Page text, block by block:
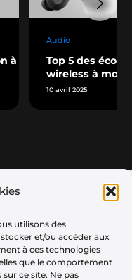
utilisons des
et/ou accéder aux
à ces technologies
que le comportement
ce site. Ne pas
à
Audio
Top 5 des
wireless à
10 avril 2025